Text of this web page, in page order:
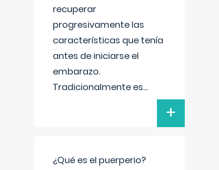
recuperar
progresivamente las
características que tenía
antes de iniciarse el
embarazo.
Tradicionalmente es...
+
¿Qué es el puerperio?